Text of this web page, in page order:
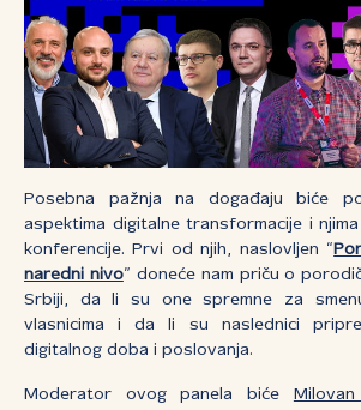
Posebna pažnja na događaju biće
aspektima digitalne transformacije i
konferencije. Prvi od njih, naslovljen “
naredni nivo” doneće nam priču o
Srbiji, da li su one spremne za
vlasnicima i da li su naslednici
digitalnog doba i poslovanja.
Moderator ovog panela biće